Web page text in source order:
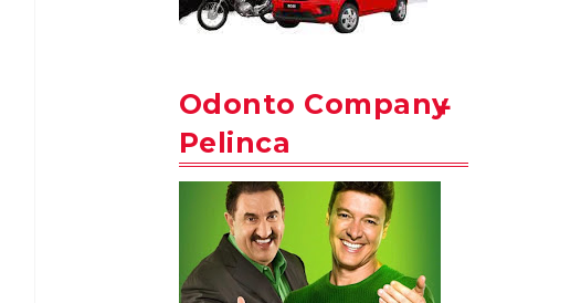
Odonto Company
Pelinca